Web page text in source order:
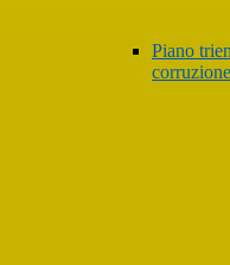
Piano